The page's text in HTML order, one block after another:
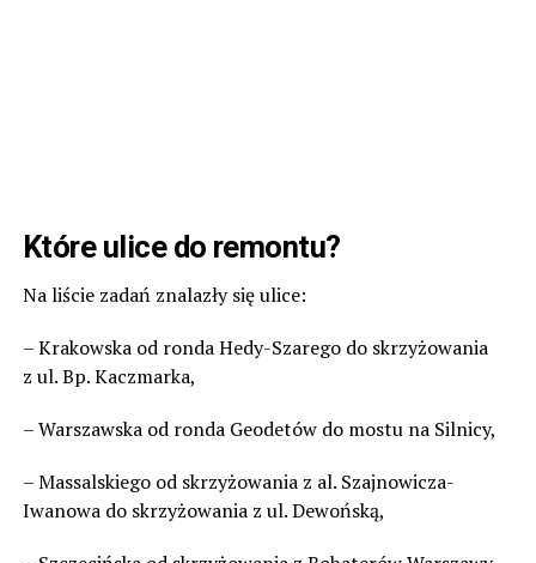
Które ulice do remontu?
Na liście zadań znalazły się ulice:
– Krakowska od ronda Hedy-Szarego do skrzyżowania
z ul. Bp. Kaczmarka,
– Warszawska od ronda Geodetów do mostu na Silnicy,
– Massalskiego od skrzyżowania z al. Szajnowicza-
Iwanowa do skrzyżowania z ul. Dewońską,